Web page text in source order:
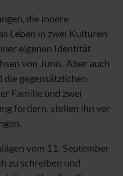
die innere
Leben in zwei Kulturen
eigenen Identität
von Junis. Aber auch
gegensätzlichen
Familie und zwei
fordern, stellen ihn vor
vom 11. September
zu schreiben und